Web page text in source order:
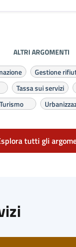
ALTRI ARGOMENTI
Gestione
Tassa sui servizi
Turismo
tutti gli